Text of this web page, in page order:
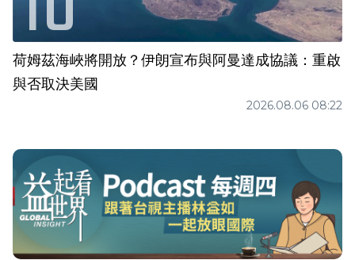
荷姆茲海峽將開放？伊朗宣布與阿曼達成協議：重啟
與否取決美國
2026.08.06 08:22